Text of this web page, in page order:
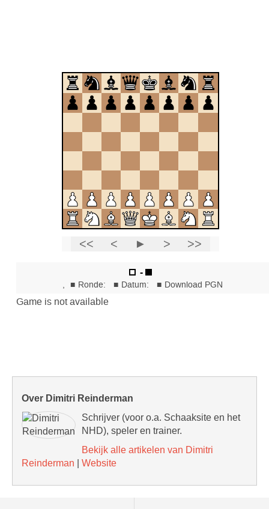
Over Dimitri Reinderman
Schrijver (voor o.a. Schaaksite en het
NHD), speler en trainer.
Bekijk alle artikelen van Dimitri
Reinderman
Website